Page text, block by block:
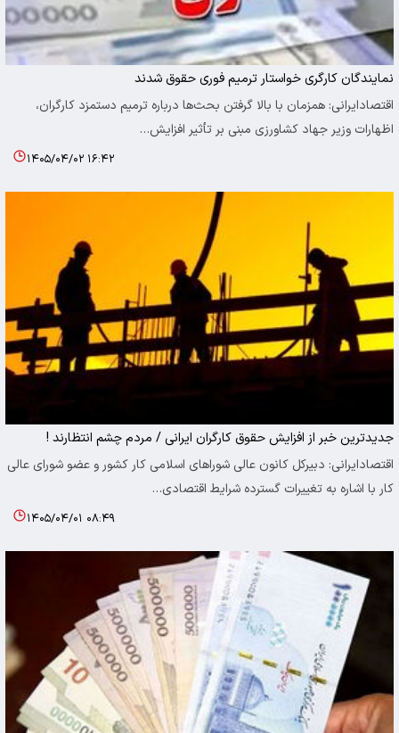
نمایندگان کارگری خواستار ترمیم فوری حقوق شدند
اقتصادایرانی: همزمان با بالا گرفتن بحث‌ها درباره ترمیم دستمزد کارگران،
اظهارات وزیر جهاد کشاورزی مبنی بر تأثیر افزایش…
۱۴۰۵/۰۴/۰۲ ۱۶:۴۲
جدیدترین خبر از افزایش حقوق کارگران ایرانی / مردم چشم انتظارند !
اقتصادایرانی: دبیرکل کانون عالی شوراهای اسلامی کار کشور و عضو شورای عالی
کار با اشاره به تغییرات گسترده شرایط اقتصادی…
۱۴۰۵/۰۴/۰۱ ۰۸:۴۹